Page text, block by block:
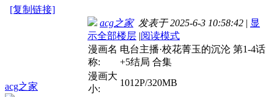
[复制链接]
acg之家
acg之家发表于 2025-6-3 10:58:42 | 显
示全部楼层 |阅读模式
漫画名
称:
电台主播·校花菁玉的沉沦 第1-4话
+5结局 合集
漫画大
小:
1012P/320MB